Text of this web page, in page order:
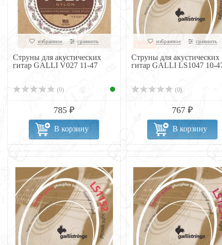
избранное сравнить
Струны для акустических
гитар GALLI V027 11-47
(0)
785 ₽
В корзину
избранное сравнить
Струны для акустических
гитар GALLI LS1047 10-
(0)
767 ₽
В корзину